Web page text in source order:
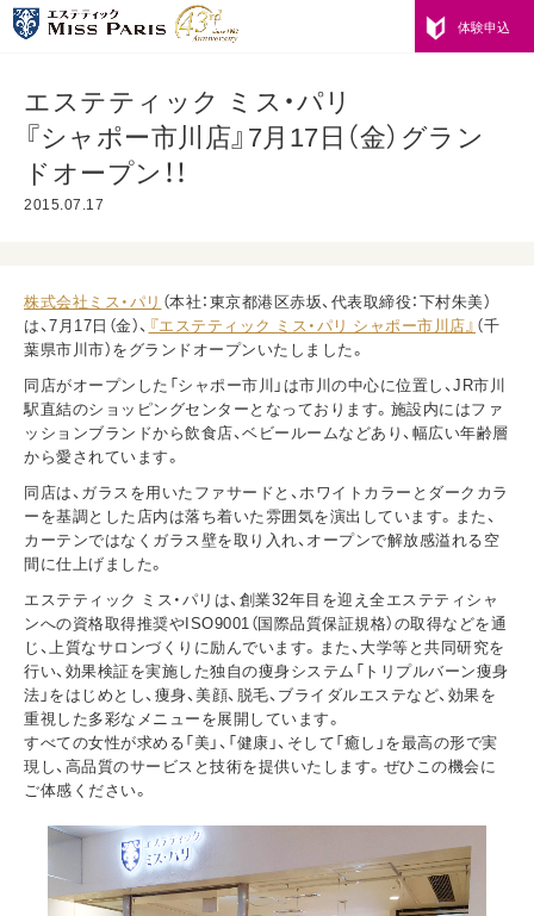
体験申込
エステティック ミス・パリ
『シャポー市川店』7月17日（金）グラン
ドオープン！！
2015.07.17
株式会社ミス・パリ （本社：東京都港区赤坂、代表取締役：下村朱美）
は、7月17日（金）、 『エステティック ミス・パリ シャポー市川店』 （千
葉県市川市）をグランドオープンいたしました。
同店がオープンした「シャポー市川」は市川の中心に位置し、JR市川
駅直結のショッピングセンターとなっております。施設内にはファ
ッションブランドから飲食店、ベビールームなどあり、幅広い年齢層
から愛されています。
同店は、ガラスを用いたファサードと、ホワイトカラーとダークカラ
ーを基調とした店内は落ち着いた雰囲気を演出しています。また、
カーテンではなくガラス壁を取り入れ、オープンで解放感溢れる空
間に仕上げました。
エステティック ミス・パリは、創業32年目を迎え全エステティシャ
ンへの資格取得推奨やISO9001（国際品質保証規格）の取得などを通
じ、上質なサロンづくりに励んでいます。また、大学等と共同研究を
行い、効果検証を実施した独自の痩身システム「トリプルバーン痩身
法」をはじめとし、痩身、美顔、脱毛、ブライダルエステなど、効果を
重視した多彩なメニューを展開しています。
すべての女性が求める「美」、「健康」、そして「癒し」を最高の形で実
現し、高品質のサービスと技術を提供いたします。ぜひこの機会に
ご体感ください。